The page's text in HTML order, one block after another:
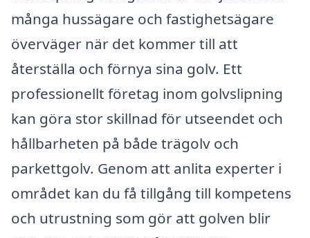
många hussägare och fastighetsägare
överväger när det kommer till att
återställa och förnya sina golv. Ett
professionellt företag inom golvslipning
kan göra stor skillnad för utseendet och
hållbarheten på både trägolv och
parkettgolv. Genom att anlita experter i
området kan du få tillgång till kompetens
och utrustning som gör att golven blir